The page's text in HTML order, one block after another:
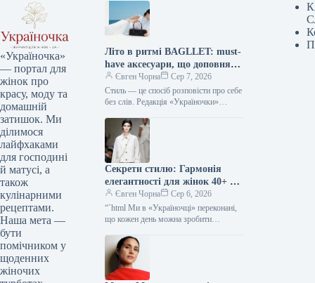
«Україночка»
— портал для
жінок про
красу, моду та
домашній
затишок. Ми
ділимося
лайфхаками
для господині
й матусі, а
також
кулінарними
рецептами.
Наша мета —
бути
помічником у
щоденних
жіночих
Літо в ритмі BAGLLET: must-
have аксесуари, що доповнять
твій фешн-образ
Євген Чорна
Сер 7, 2026
Стиль — це спосіб розповісти про себе
без слів. Редакція «Україночки»
тенденціями, і сьогодні ми
підготували…
Секрети стилю: Гармонія
елегантності для жінок 40+ від
топ-стилістки
Євген Чорна
Сер 6, 2026
“`html Ми в «Україночці» переконані,
що кожен день можна зробити
трішки натхнення. Сьогодні ми
розбираємося…